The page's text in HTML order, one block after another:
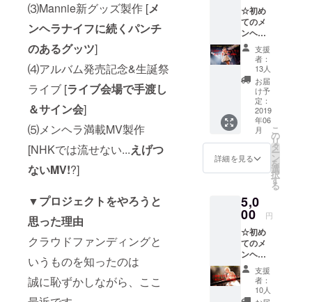
⑶Mannie新グッズ製作 [メ
ンヘラナイフに続くパンチ
のあるグッツ]
⑷アルバム発売記念&生誕祭
ライブ [ライブ会場で手渡し
＆サイン会]
⑸メンヘラ満載MV製作
[NHKでは流せない...えげつ
ないMV!?]
▼プロジェクトをやろうと
思った理由
クラウドファンディングと
いうものを知ったのは
誠に恥ずかしながら、ここ
されま
す☺︎
☆初め
てのメ
ンヘラ
☆ ・A
コース
ミニア
ルバム
の他に
支援者
様限定
「ブロ
マイド
A(Fishi
ng)×メ
ンヘラ
ム入
り)」付
きプラ
ン
支援
者：
13人
お届
け予
定：
2019
年06
月
詳細を見る
こ
の
リ
タ
ー
ン
を
選
択
す
る
5,0
00 円
☆初め
てのメ
ンヘラ
☆ ・B
コース
ミニア
ルバム
支援
者：
10人